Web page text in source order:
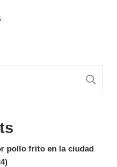
pollo frito en la ciudad